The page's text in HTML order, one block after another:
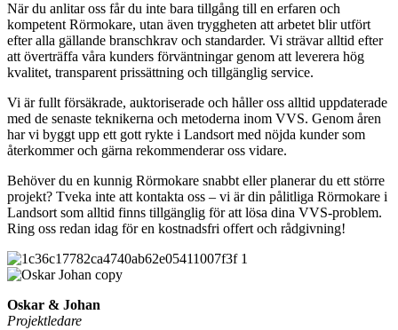
När du anlitar oss får du inte bara tillgång till en erfaren och
kompetent Rörmokare, utan även tryggheten att arbetet blir utfört
efter alla gällande branschkrav och standarder. Vi strävar alltid efter
att överträffa våra kunders förväntningar genom att leverera hög
kvalitet, transparent prissättning och tillgänglig service.
Vi är fullt försäkrade, auktoriserade och håller oss alltid uppdaterade
med de senaste teknikerna och metoderna inom VVS. Genom åren
har vi byggt upp ett gott rykte i Landsort med nöjda kunder som
återkommer och gärna rekommenderar oss vidare.
Behöver du en kunnig Rörmokare snabbt eller planerar du ett större
projekt? Tveka inte att kontakta oss – vi är din pålitliga Rörmokare i
Landsort som alltid finns tillgänglig för att lösa dina VVS-problem.
Ring oss redan idag för en kostnadsfri offert och rådgivning!
Oskar & Johan
Projektledare